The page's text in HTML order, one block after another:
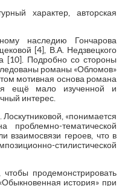
характер, авторская
наследию Гончарова
[4], В.А. Недзвецкого
[10]. Подробно со стороны
романы «Обломов»
мотивная основа романа
ещё мало изученной и
интерес.
«понимается
проблемно-тематической
взаимосвязи героев, что в
стилистической
продемонстрировать
история» при